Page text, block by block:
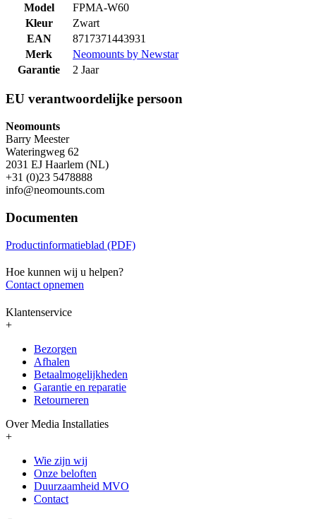
Model
FPMA-W60
Kleur
Zwart
EAN
8717371443931
Merk
Neomounts by Newstar
Garantie
2 Jaar
EU verantwoordelijke persoon
Neomounts
Barry Meester
Wateringweg 62
2031 EJ Haarlem (NL)
+31 (0)23 5478888
info@neomounts.com
Documenten
Productinformatieblad (PDF)
Hoe kunnen wij u helpen?
Contact opnemen
Klantenservice
+
Bezorgen
Afhalen
Betaalmogelijkheden
Garantie en reparatie
Retourneren
Over Media Installaties
+
Wie zijn wij
Onze beloften
Duurzaamheid MVO
Contact